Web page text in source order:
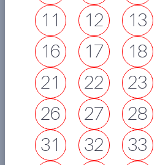
11
12 13
16
17 18
21
22 23
26
27 28
31
32 33